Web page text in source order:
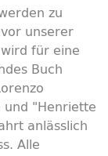
zu
unserer
für eine
Buch
"Henriette
anlässlich
Alle